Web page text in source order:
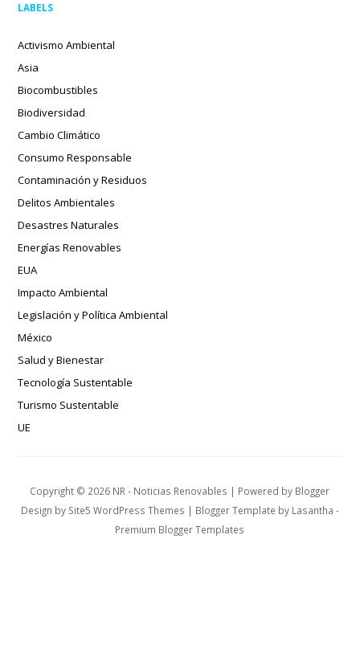
LABELS
Activismo Ambiental
Asia
Biocombustibles
Biodiversidad
Cambio Climático
Consumo Responsable
Contaminación y Residuos
Delitos Ambientales
Desastres Naturales
Energías Renovables
EUA
Impacto Ambiental
Legislación y Política Ambiental
México
Salud y Bienestar
Tecnología Sustentable
Turismo Sustentable
UE
Copyright © 2026 NR - Noticias Renovables | Powered by Blogger
Design by Site5 WordPress Themes | Blogger Template by Lasantha -
Premium Blogger Templates